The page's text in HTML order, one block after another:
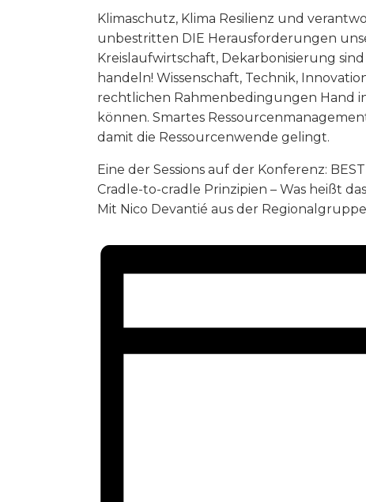
Klimaschutz, Klima Resilienz und
unbestritten DIE Herausforderungen
Kreislaufwirtschaft, Dekarbonisierung
handeln! Wissenschaft, Technik,
rechtlichen Rahmenbedingungen Hand
können. Smartes
damit die Ressourcenwende gelingt.
Eine der Sessions auf der Konferenz:
Cradle-to-cradle Prinzipien – Was heißt
Mit Nico Devantié aus der